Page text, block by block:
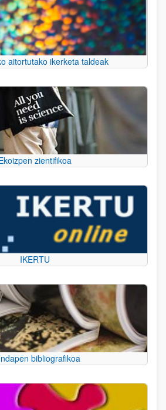
aitortutako ikerketa taldeak
zientifikoa
IKERTU
bibliografikoa